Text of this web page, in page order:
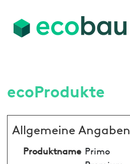
ecoProdukte
Allgemeine Angaben
Produktname Primo